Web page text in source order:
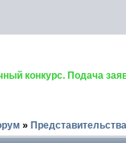
конкурс. Подача
»